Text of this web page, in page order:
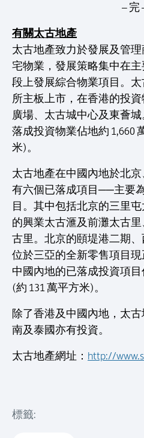
– 完
有關太古地產
太古地產致力於發展及管
宅物業，發展策略集中在
段上發展綜合物業項目。
所主板上市，在香港的投
廣場、太古城中心及東薈
落成投資物業佔地約 1,660
米)。
太古地產在中國內地於北
有六個已落成項目──主要
目。其中包括北京的三里
的興業太古滙及前灘太古
古里。北京的頤堤港二期
位於三亞的全新零售項目
中國內地的已落成投資項目
(約 131 萬平方米)。
除了香港及中國內地，太
南及泰國亦有投資。
太古地產網址： http://
標籤: